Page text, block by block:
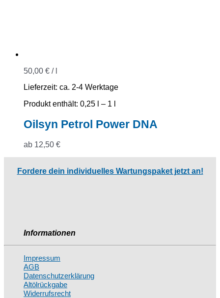
50,00 € /
Lieferzeit: ca. 2-4 Werktage
Produkt enthält: 0,25
– 1
Oilsyn Petrol Power DNA
ab 12,50 €
Fordere dein individuelles Wartungspaket jetzt an!
Informationen
Impressum
AGB
Datenschutzerklärung
Altölrückgabe
Widerrufsrecht